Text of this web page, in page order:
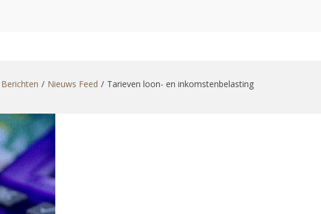
Berichten Nieuws Feed Tarieven loon- en inkomstenbelasting